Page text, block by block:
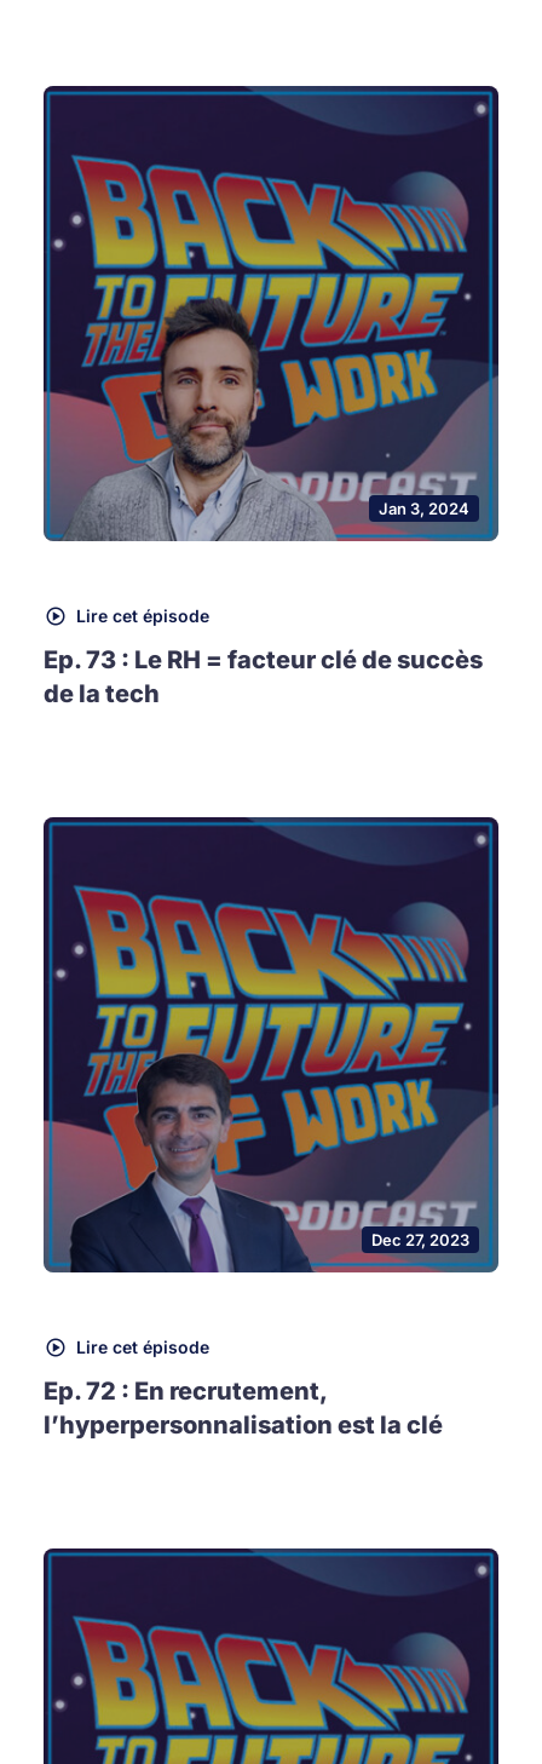
Jan 3, 2024
Lire cet épisode
Ep. 73 : Le RH = facteur clé de succès
de la tech
Dec 27, 2023
Lire cet épisode
Ep. 72 : En recrutement,
l’hyperpersonnalisation est la clé